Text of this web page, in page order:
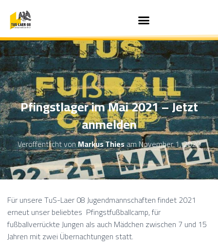
Pfingstlager im Mai 2021 – Jetzt
anmelden
Veröffentlicht vonMarkus ThiesamNovember 1, 2020
Für unsere TuS-Laer 08 Jugendmannschaften findet 2021
erneut unser beliebtes Pfingstfußballcamp, für
fußballverrückte Jungen als auch Mädchen zwischen 7 und 15
Jahren mit zwei Übernachtungen statt.